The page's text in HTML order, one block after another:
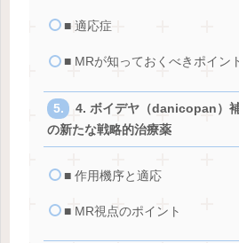
■ 適応症
■ MRが知っておくべきポイン
4. ボイデヤ（danicopan）
の新たな戦略的治療薬
■ 作用機序と適応
■ MR視点のポイント